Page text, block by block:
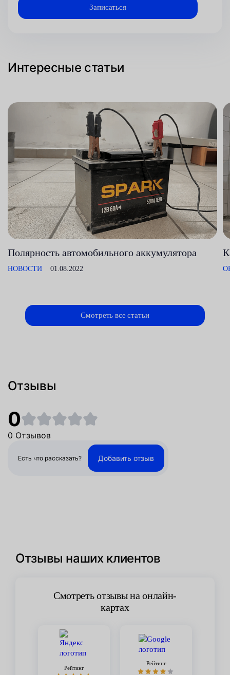
Интересные статьи
Полярность автомобильного аккумулятора
НОВОСТИ 01.08.2022
Смотреть все статьи
Отзывы
0
0 Отзывов
Есть что рассказать? Добавить отзыв
Отзывы наших клиентов
Смотреть отзывы на онлайн-
картах
Рейтинг
Рейтинг